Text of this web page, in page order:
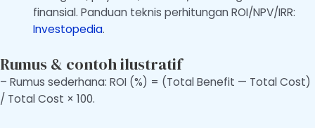
finansial. Panduan teknis perhitungan ROI/NPV/IRR:
Investopedia.
Rumus & contoh ilustratif
– Rumus sederhana: ROI (%) = (Total Benefit — Total Cost)
/ Total Cost × 100.